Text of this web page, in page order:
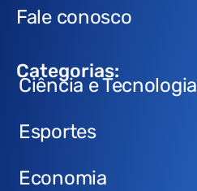
Fale conosco
Categorias:
Ciência e Tecnologia
Esportes
Economia